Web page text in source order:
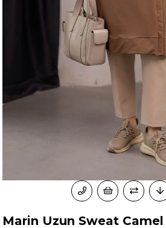
Marin Uzun Sweat Camel